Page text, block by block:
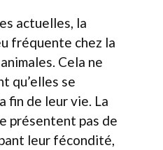
actuelles, la
fréquente chez la
Cela ne
qu’elles se
fin de leur vie. La
présentent pas de
leur fécondité,